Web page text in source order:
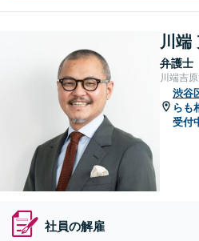
川端
弁護士
川端吉
渋谷
らも
受付
社員の解雇